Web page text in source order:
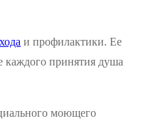
и профилактики. Ее
каждого принятия душа
моющего